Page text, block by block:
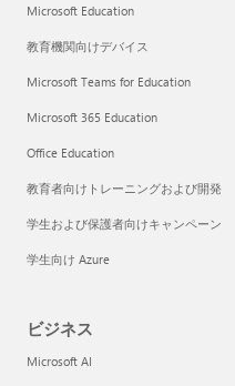
Microsoft Education
教育機関向けデバイス
Microsoft Teams for Education
Microsoft 365 Education
Office Education
教育者向けトレーニングおよび開発
学生および保護者向けキャンペーン
学生向け Azure
ビジネス
Microsoft AI